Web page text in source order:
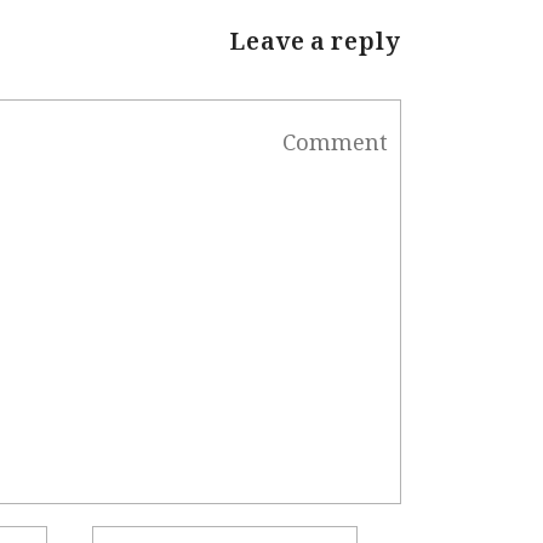
Leave a reply